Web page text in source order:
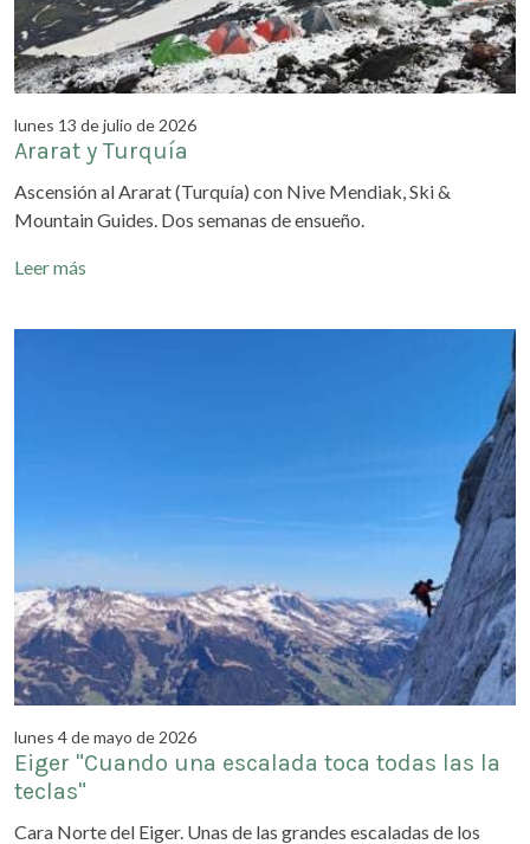
lunes 13 de julio de 2026
Ararat y Turquía
Ascensión al Ararat (Turquía) con Nive Mendiak, Ski &
Mountain Guides. Dos semanas de ensueño.
Leer más
lunes 4 de mayo de 2026
Eiger "Cuando una escalada toca todas las la
teclas"
Cara Norte del Eiger. Unas de las grandes escaladas de los